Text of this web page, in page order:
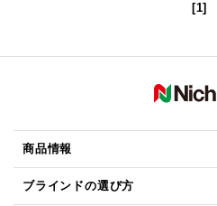
[1]
商品情報
ブラインドの選び方